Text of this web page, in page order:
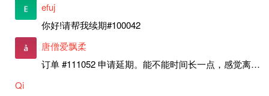
efuj
你好!请帮我续期#100042
唐僧爱飘柔
订单 #111052 申请延期。能不能时间长一点，感觉离上次申请好近。
Qi